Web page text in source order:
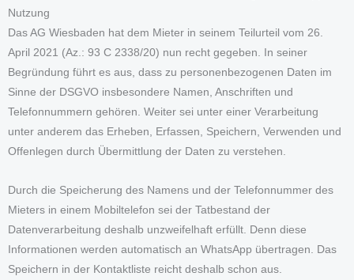
Nutzung
Das AG Wiesbaden hat dem Mieter in seinem Teilurteil vom 26.
April 2021 (Az.: 93 C 2338/20) nun recht gegeben. In seiner
Begründung führt es aus, dass zu personenbezogenen Daten im
Sinne der DSGVO insbesondere Namen, Anschriften und
Telefonnummern gehören. Weiter sei unter einer Verarbeitung
unter anderem das Erheben, Erfassen, Speichern, Verwenden und
Offenlegen durch Übermittlung der Daten zu verstehen.
Durch die Speicherung des Namens und der Telefonnummer des
Mieters in einem Mobiltelefon sei der Tatbestand der
Datenverarbeitung deshalb unzweifelhaft erfüllt. Denn diese
Informationen werden automatisch an WhatsApp übertragen. Das
Speichern in der Kontaktliste reicht deshalb schon aus.